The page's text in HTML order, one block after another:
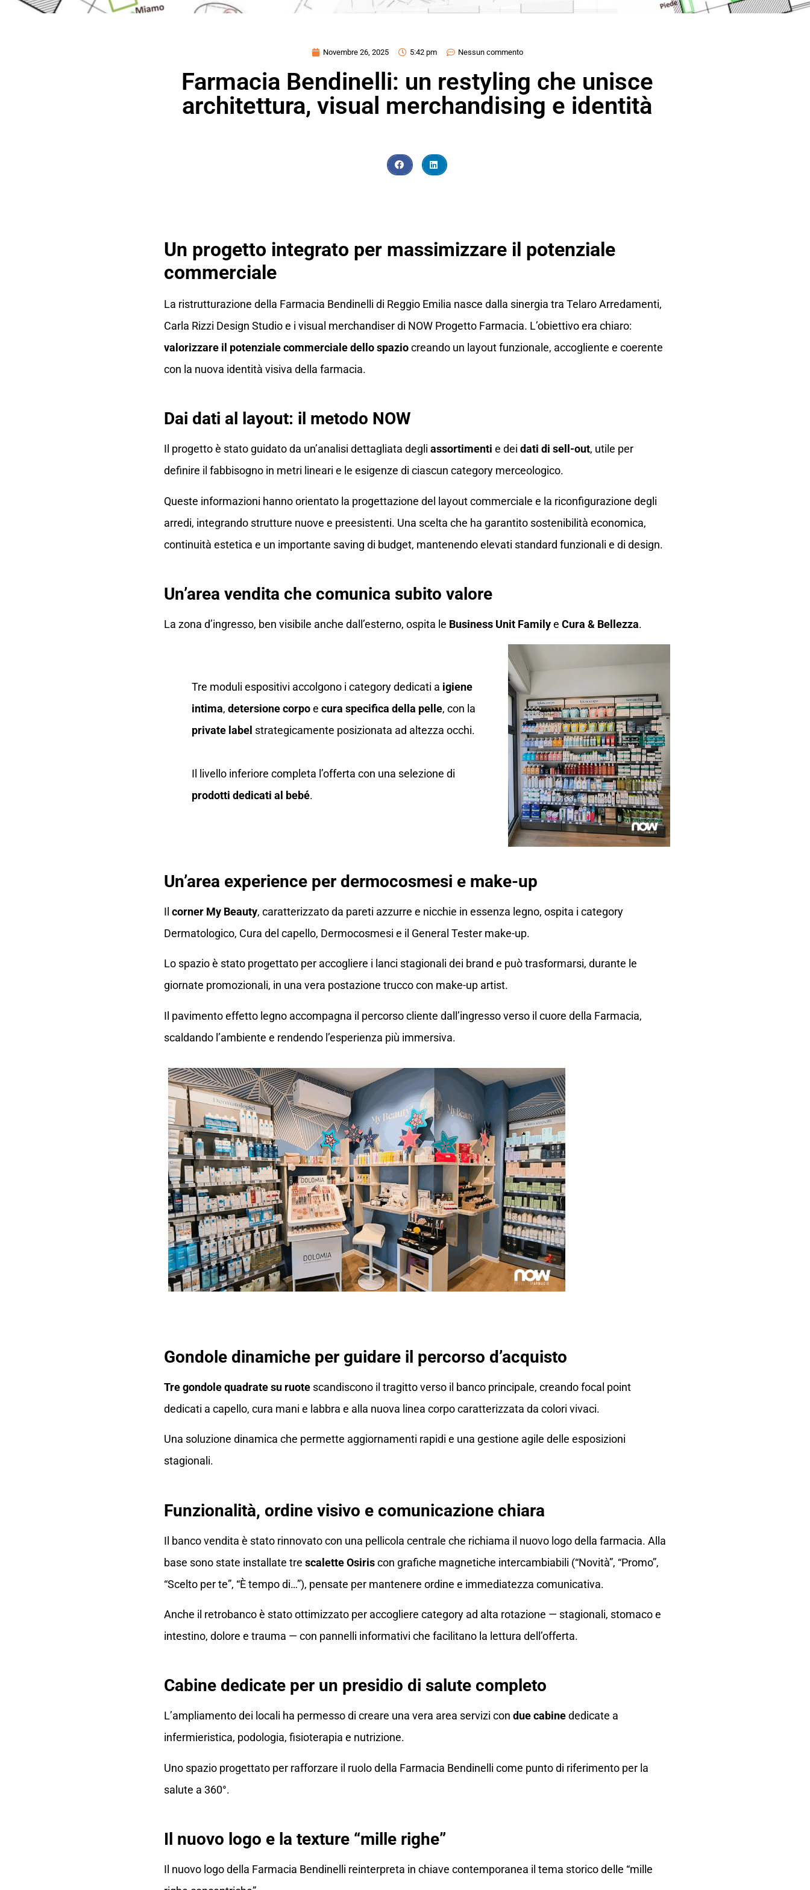
Novembre 26, 2025 5:42 pm Nessun commento
Farmacia Bendinelli: un restyling che unisce
architettura, visual merchandising e identità
Un progetto integrato per massimizzare il potenziale
commerciale
La ristrutturazione della Farmacia Bendinelli di Reggio Emilia nasce dalla sinergia tra Telaro Arredamenti,
Carla Rizzi Design Studio e i visual merchandiser di NOW Progetto Farmacia. L’obiettivo era chiaro:
valorizzare il potenziale commerciale dello spaziocreando un layout funzionale, accogliente e coerente
con la nuova identità visiva della farmacia.
Dai dati al layout: il metodo NOW
Il progetto è stato guidato da un’analisi dettagliata degli assortimenti e dei dati di sell-out, utile per
definire il fabbisogno in metri lineari e le esigenze di ciascun category merceologico.
Queste informazioni hanno orientato la progettazione del layout commerciale e la riconfigurazione degli
arredi, integrando strutture nuove e preesistenti. Una scelta che ha garantito sostenibilità economica,
continuità estetica e un importante saving di budget, mantenendo elevati standard funzionali e di design.
Un’area vendita che comunica subito valore
La zona d’ingresso, ben visibile anche dall’esterno, ospita le Business Unit Familye Cura & Bellezza.
Tre moduli espositivi accolgono i category dedicati a igiene
intima, detersione corpoe cura specifica della pelle, con la
private label strategicamente posizionata ad altezza occhi.
Il livello inferiore completa l’offerta con una selezione di
prodotti dedicati al bebé.
Un’area experience per dermocosmesi e make-up
Il corner My Beauty, caratterizzato da pareti azzurre e nicchie in essenza legno, ospita i category
Dermatologico, Cura del capello, Dermocosmesi e il General Tester make-up.
Lo spazio è stato progettato per accogliere i lanci stagionali dei brand e può trasformarsi, durante le
giornate promozionali, in una vera postazione trucco con make-up artist.
Il pavimento effetto legno accompagna il percorso cliente dall’ingresso verso il cuore della Farmacia,
scaldando l’ambiente e rendendo l’esperienza più immersiva.
Gondole dinamiche per guidare il percorso d’acquisto
Tre gondole quadrate su ruote scandiscono il tragitto verso il banco principale, creando focal point
dedicati a capello, cura mani e labbra e alla nuova linea corpo caratterizzata da colori vivaci.
Una soluzione dinamica che permette aggiornamenti rapidi e una gestione agile delle esposizioni
stagionali.
Funzionalità, ordine visivo e comunicazione chiara
Il banco vendita è stato rinnovato con una pellicola centrale che richiama il nuovo logo della farmacia. Alla
base sono state installate tre scalette Osiriscon grafiche magnetiche intercambiabili (“Novità”, “Promo”,
“Scelto per te”, “È tempo di…”), pensate per mantenere ordine e immediatezza comunicativa.
Anche il retrobanco è stato ottimizzato per accogliere category ad alta rotazione — stagionali, stomaco e
intestino, dolore e trauma — con pannelli informativi che facilitano la lettura dell’offerta.
Cabine dedicate per un presidio di salute completo
L’ampliamento dei locali ha permesso di creare una vera area servizi con due cabinededicate a
infermieristica, podologia, fisioterapia e nutrizione.
Uno spazio progettato per rafforzare il ruolo della Farmacia Bendinelli come punto di riferimento per la
salute a 360°.
Il nuovo logo e la texture “mille righe”
Il nuovo logo della Farmacia Bendinelli reinterpreta in chiave contemporanea il tema storico delle “mille